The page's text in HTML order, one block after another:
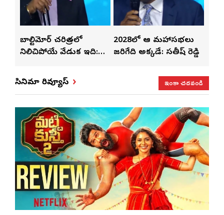
బాల్టిమోర్ చరిత్రలో
నిలిచిపోయే వేడుక ఇది:
2028లో ఆటా మహాసభలు
జరిగేది అక్కడే: సతీష్ రెడ్డి
సినిమా రివ్యూస్ ఇంకా చదవండి